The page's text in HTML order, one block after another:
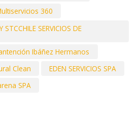
360
STCCHILE SERVICIOS DE
Ibáñez Hermanos
Clean
EDEN SERVICIOS SPA
SPA